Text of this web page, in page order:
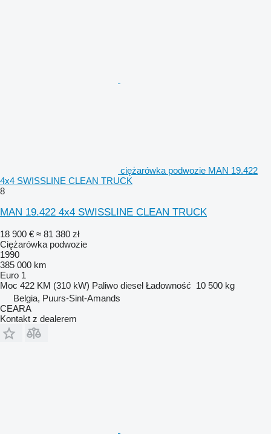
ciężarówka podwozie MAN 19.422
4x4 SWISSLINE CLEAN TRUCK
8
MAN 19.422 4x4 SWISSLINE CLEAN TRUCK
18 900 € ≈ 81 380 zł
Ciężarówka podwozie
1990
385 000 km
Euro 1
Moc 422 KM (310 kW) Paliwo diesel Ładowność 10 500 kg
Belgia, Puurs-Sint-Amands
CEARA
Kontakt z dealerem